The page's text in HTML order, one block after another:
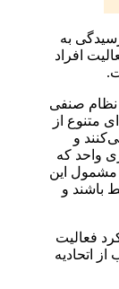
به
افراد
اصلاح قانون نظام صنفی
متنوع از
و
واحد که
مشمول این
باشند و
نیز مصوب کرد فعالیت
اتحادیه